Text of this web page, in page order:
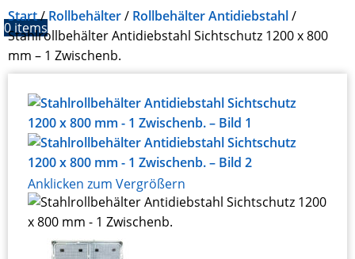
0items
Start Rollbehälter
Rollbehälter Antidiebstahl
Stahlrollbehälter Antidiebstahl Sichtschutz 1200 x 800
mm – 1 Zwischenb.
Anklicken zum Vergrößern